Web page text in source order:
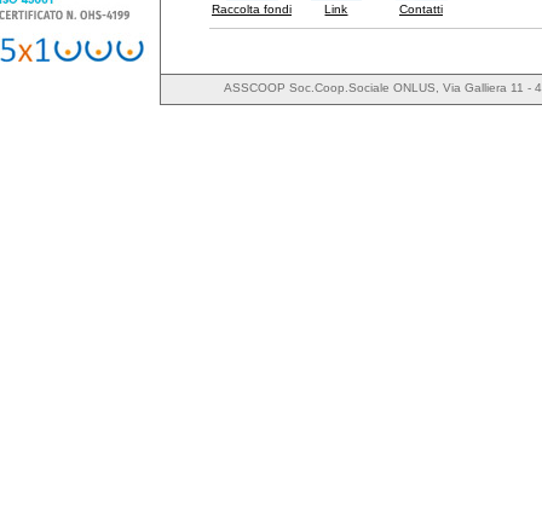
Raccolta fondi Link Contatti
ASSCOOP Soc.Coop.Sociale ONLUS, Via Galliera 11 -